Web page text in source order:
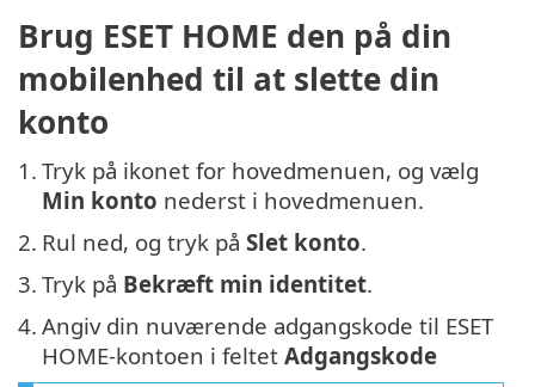
Brug ESET HOME den på din
mobilenhed til at slette din
konto
1. Tryk på ikonet for hovedmenuen, og vælg
Min konto nederst i hovedmenuen.
2. Rul ned, og tryk på Slet konto.
3. Tryk på Bekræft min identitet.
4. Angiv din nuværende adgangskode til ESET
HOME-kontoen i feltet Adgangskode